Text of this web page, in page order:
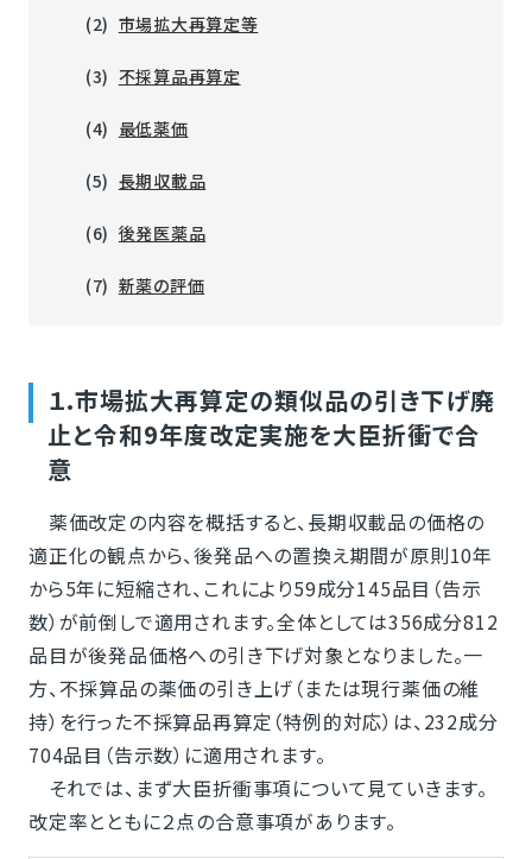
(2) 市場拡大再算定等
(3) 不採算品再算定
(4) 最低薬価
(5) 長期収載品
(6) 後発医薬品
(7) 新薬の評価
１.市場拡大再算定の類似品の引き下げ廃
止と令和9年度改定実施を大臣折衝で合
意
薬価改定の内容を概括すると、長期収載品の価格の
適正化の観点から、後発品への置換え期間が原則10年
から5年に短縮され、これにより59成分145品目（告示
数）が前倒しで適用されます。全体としては356成分812
品目が後発品価格への引き下げ対象となりました。一
方、不採算品の薬価の引き上げ（または現行薬価の維
持）を行った不採算品再算定（特例的対応）は、232成分
704品目（告示数）に適用されます。
それでは、まず大臣折衝事項について見ていきます。
改定率とともに２点の合意事項があります。